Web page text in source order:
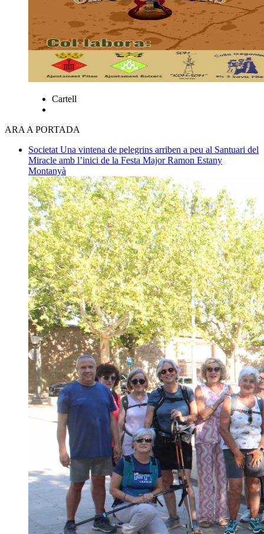
Cartell
ARA A PORTADA
Societat Una vintena de pelegrins arriben a peu al Santuari del
Miracle amb l’inici de la Festa MajorRamon Estany
Montanyà